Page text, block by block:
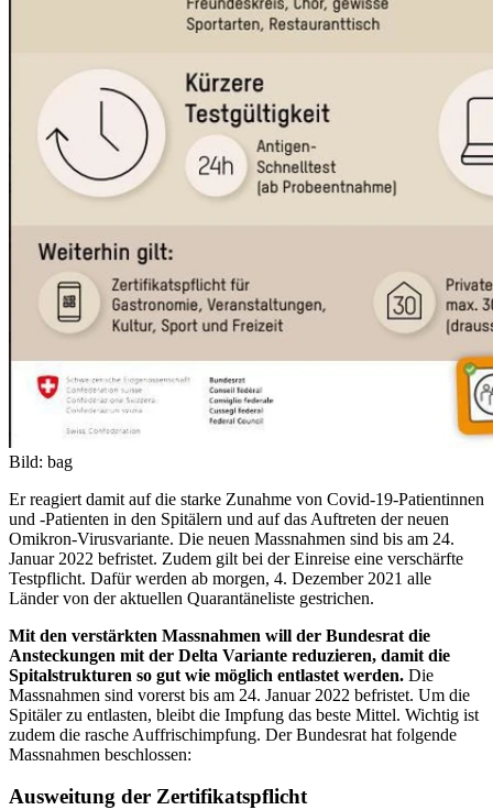
Bild: bag
Er reagiert damit auf die starke Zunahme von Covid-19-Patientinnen
und -Patienten in den Spitälern und auf das Auftreten der neuen
Omikron-Virusvariante. Die neuen Massnahmen sind bis am 24.
Januar 2022 befristet. Zudem gilt bei der Einreise eine verschärfte
Testpflicht. Dafür werden ab morgen, 4. Dezember 2021 alle
Länder von der aktuellen Quarantäneliste gestrichen.
Mit den verstärkten Massnahmen will der Bundesrat die
Ansteckungen mit der Delta Variante reduzieren, damit die
Spitalstrukturen so gut wie möglich entlastet werden. Die
Massnahmen sind vorerst bis am 24. Januar 2022 befristet. Um die
Spitäler zu entlasten, bleibt die Impfung das beste Mittel. Wichtig ist
zudem die rasche Auffrischimpfung. Der Bundesrat hat folgende
Massnahmen beschlossen:
Ausweitung der Zertifikatspflicht